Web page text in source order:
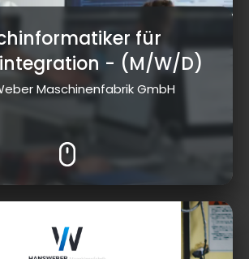
für
- (M/W/D)
Maschinenfabrik GmbH